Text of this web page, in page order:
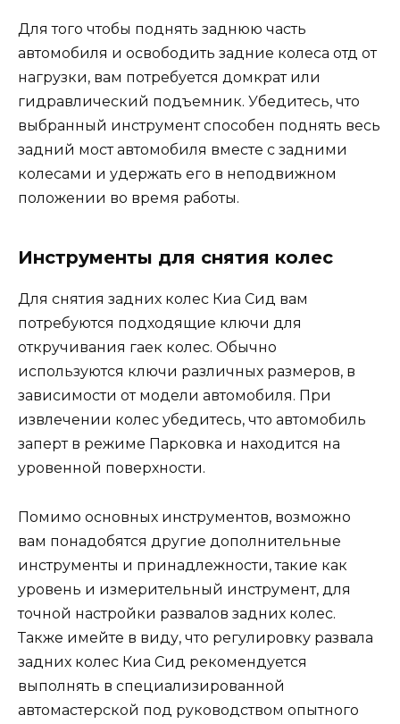
Для того чтобы поднять заднюю часть
автомобиля и освободить задние колеса отд от
нагрузки, вам потребуется домкрат или
гидравлический подъемник. Убедитесь, что
выбранный инструмент способен поднять весь
задний мост автомобиля вместе с задними
колесами и удержать его в неподвижном
положении во время работы.
Инструменты для снятия колес
Для снятия задних колес Киа Сид вам
потребуются подходящие ключи для
откручивания гаек колес. Обычно
используются ключи различных размеров, в
зависимости от модели автомобиля. При
извлечении колес убедитесь, что автомобиль
заперт в режиме Парковка и находится на
уровенной поверхности.
Помимо основных инструментов, возможно
вам понадобятся другие дополнительные
инструменты и принадлежности, такие как
уровень и измерительный инструмент, для
точной настройки развалов задних колес.
Также имейте в виду, что регулировку развала
задних колес Киа Сид рекомендуется
выполнять в специализированной
автомастерской под руководством опытного